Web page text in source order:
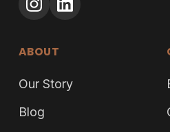
ABOUT
Our Story
Blog